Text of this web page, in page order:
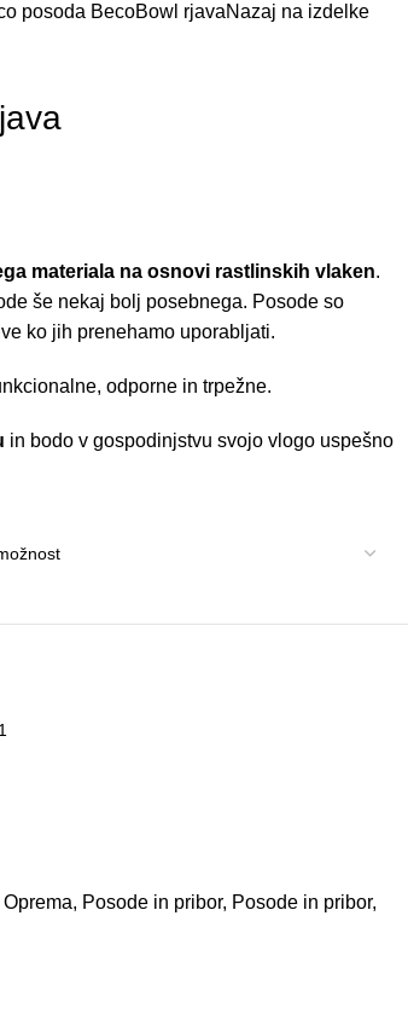
posoda BecoBowl rjavaNazaj na izdelke
materiala na osnovi rastlinskih vlaken.
še nekaj bolj posebnega. Posode so
ko jih prenehamo uporabljati.
odporne in trpežne.
in bodo v gospodinjstvu svojo vlogo uspešno
Oprema, Posode in pribor, Posode in pribor,